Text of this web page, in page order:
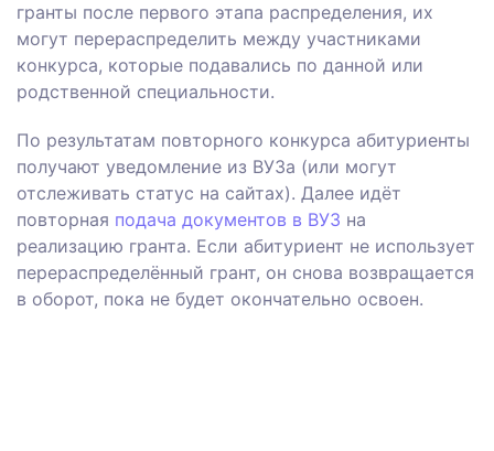
гранты после первого этапа распределения, их
могут перераспределить между участниками
конкурса, которые подавались по данной или
родственной специальности.
По результатам повторного конкурса абитуриенты
получают уведомление из ВУЗа (или могут
отслеживать статус на сайтах). Далее идёт
повторная подача документов в ВУЗ на
реализацию гранта. Если абитуриент не использует
перераспределённый грант, он снова возвращается
в оборот, пока не будет окончательно освоен.